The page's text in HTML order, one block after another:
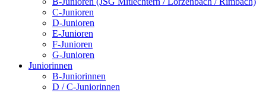
C-Junioren
D-Junioren
E-Junioren
F-Junioren
G-Junioren
Juniorinnen
B-Juniorinnen
D / C-Juniorinnen